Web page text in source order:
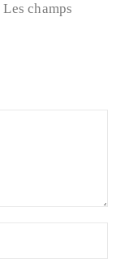
Les champs